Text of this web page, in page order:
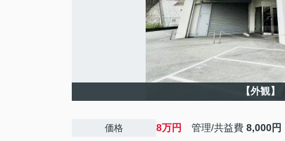
【外観】
価格 8万円 管理/共益費 8,000円